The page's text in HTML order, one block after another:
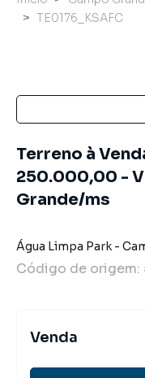
TE0176_KSAFC
Terreno à
250.000,00 -
Grande/ms
Água Limpa Park-
Código de origem:
Venda